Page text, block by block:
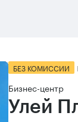
БЕЗ КОМИССИИ
Бизнес-центр
Улей